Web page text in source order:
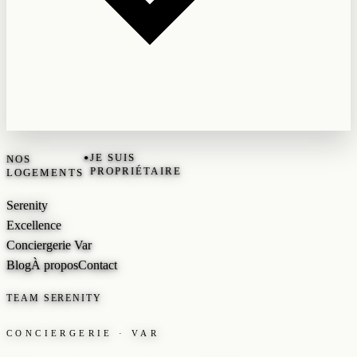
NOS
LOGEMENTS
•JE SUIS
PROPRIÉTAIRE
Serenity
Excellence
Conciergerie Var
BlogÀ proposContact
TEAM SERENITY
CONCIERGERIE · VAR